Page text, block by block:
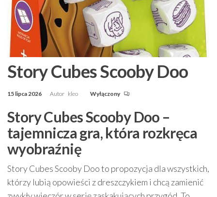
Story Cubes Scooby Doo
15 lipca 2026 Autor kleo Wyłączony
Story Cubes Scooby Doo –
tajemnicza gra, która rozkręca
wyobraźnię
Story Cubes Scooby Doo to propozycja dla wszystkich,
którzy lubią opowieści z dreszczykiem i chcą zamienić